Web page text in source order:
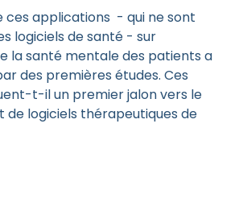
ces applications - qui ne sont
logiciels de santé - sur
la santé mentale des patients a
des premières études. Ces
t-il un premier jalon vers le
logiciels thérapeutiques de